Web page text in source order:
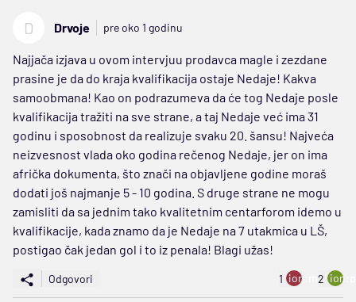
D Drvoje pre oko 1 godinu
Najjača izjava u ovom intervjuu prodavca magle i zezdane
prasine je da do kraja kvalifikacija ostaje Nedaje! Kakva
samoobmana! Kao on podrazumeva da će tog Nedaje posle
kvalifikacija tražiti na sve strane, a taj Nedaje već ima 31
godinu i sposobnost da realizuje svaku 20. šansu! Najveća
neizvesnost vlada oko godina rečenog Nedaje, jer on ima
afrička dokumenta, što znači na objavljene godine moraš
dodati još najmanje 5 - 10 godina. S druge strane ne mogu
zamisliti da sa jednim tako kvalitetnim centarforom idemo u
kvalifikacije, kada znamo da je Nedaje na 7 utakmica u LŠ,
postigao čak jedan gol i to iz penala! Blagi užas!
Odgovori 1 ion:minus
2